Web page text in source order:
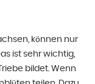
können nur
ist sehr wichtig,
bildet. Wenn